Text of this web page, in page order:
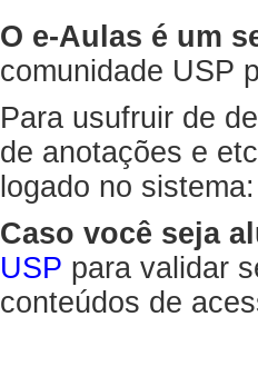
O e-Aulas é um
comunidade USP
Para usufruir de
de anotações e
logado no sistema:
Caso você seja
USP para validar
conteúdos de